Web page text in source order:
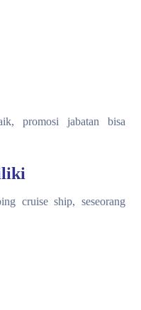
promosi jabatan bisa
cruise ship, seseorang